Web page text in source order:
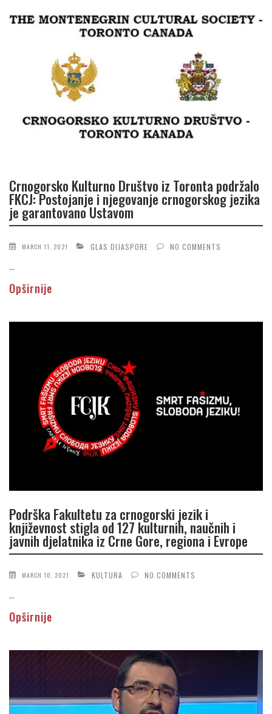
Crnogorsko Kulturno Društvo iz Toronta podržalo
FKCJ: Postojanje i njegovanje crnogorskog jezika
je garantovano Ustavom
MARCH 11, 2021 GLAS DIJASPORE NO COMMENTS
...
Opširnije
Podrška Fakultetu za crnogorski jezik i
književnost stigla od 127 kulturnih, naučnih i
javnih djelatnika iz Crne Gore, regiona i Evrope
MARCH 10, 2021 KULTURA NO COMMENTS
...
Opširnije